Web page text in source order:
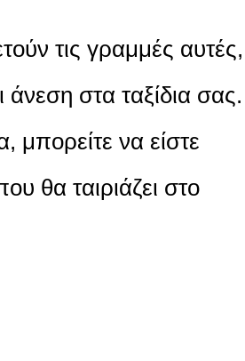
τις γραμμές αυτές,
στα ταξίδια σας.
να είστε
θα ταιριάζει στο